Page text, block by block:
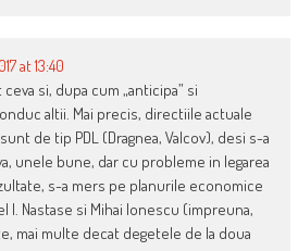
at 13:40
si, dupa cum „anticipa” si
altii. Mai precis, directiile actuale
de tip PDL (Dragnea, Valcov), desi s-a
unele bune, dar cu probleme in legarea
s-a mers pe planurile economice
I. Nastase si Mihai Ionescu (impreuna,
mai multe decat degetele de la doua